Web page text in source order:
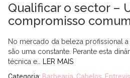
Qualificar o sector –
compromisso
No mercado da beleza profissional
são uma constante. Perante esta
técnica e…
LER MAIS